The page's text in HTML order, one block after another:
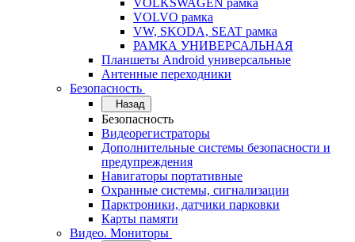
VOLKSWAGEN рамка
VOLVO рамка
VW, SKODA, SEAT рамка
РАМКА УНИВЕРСАЛЬНАЯ
Планшеты Android универсальные
Антенные переходники
Безопасность
Назад
Безопасность
Видеорегистраторы
Дополнительные системы безопасности и
предупреждения
Навигаторы портативные
Охранные системы, сигнализации
Парктроники, датчики парковки
Карты памяти
Видео. Мониторы